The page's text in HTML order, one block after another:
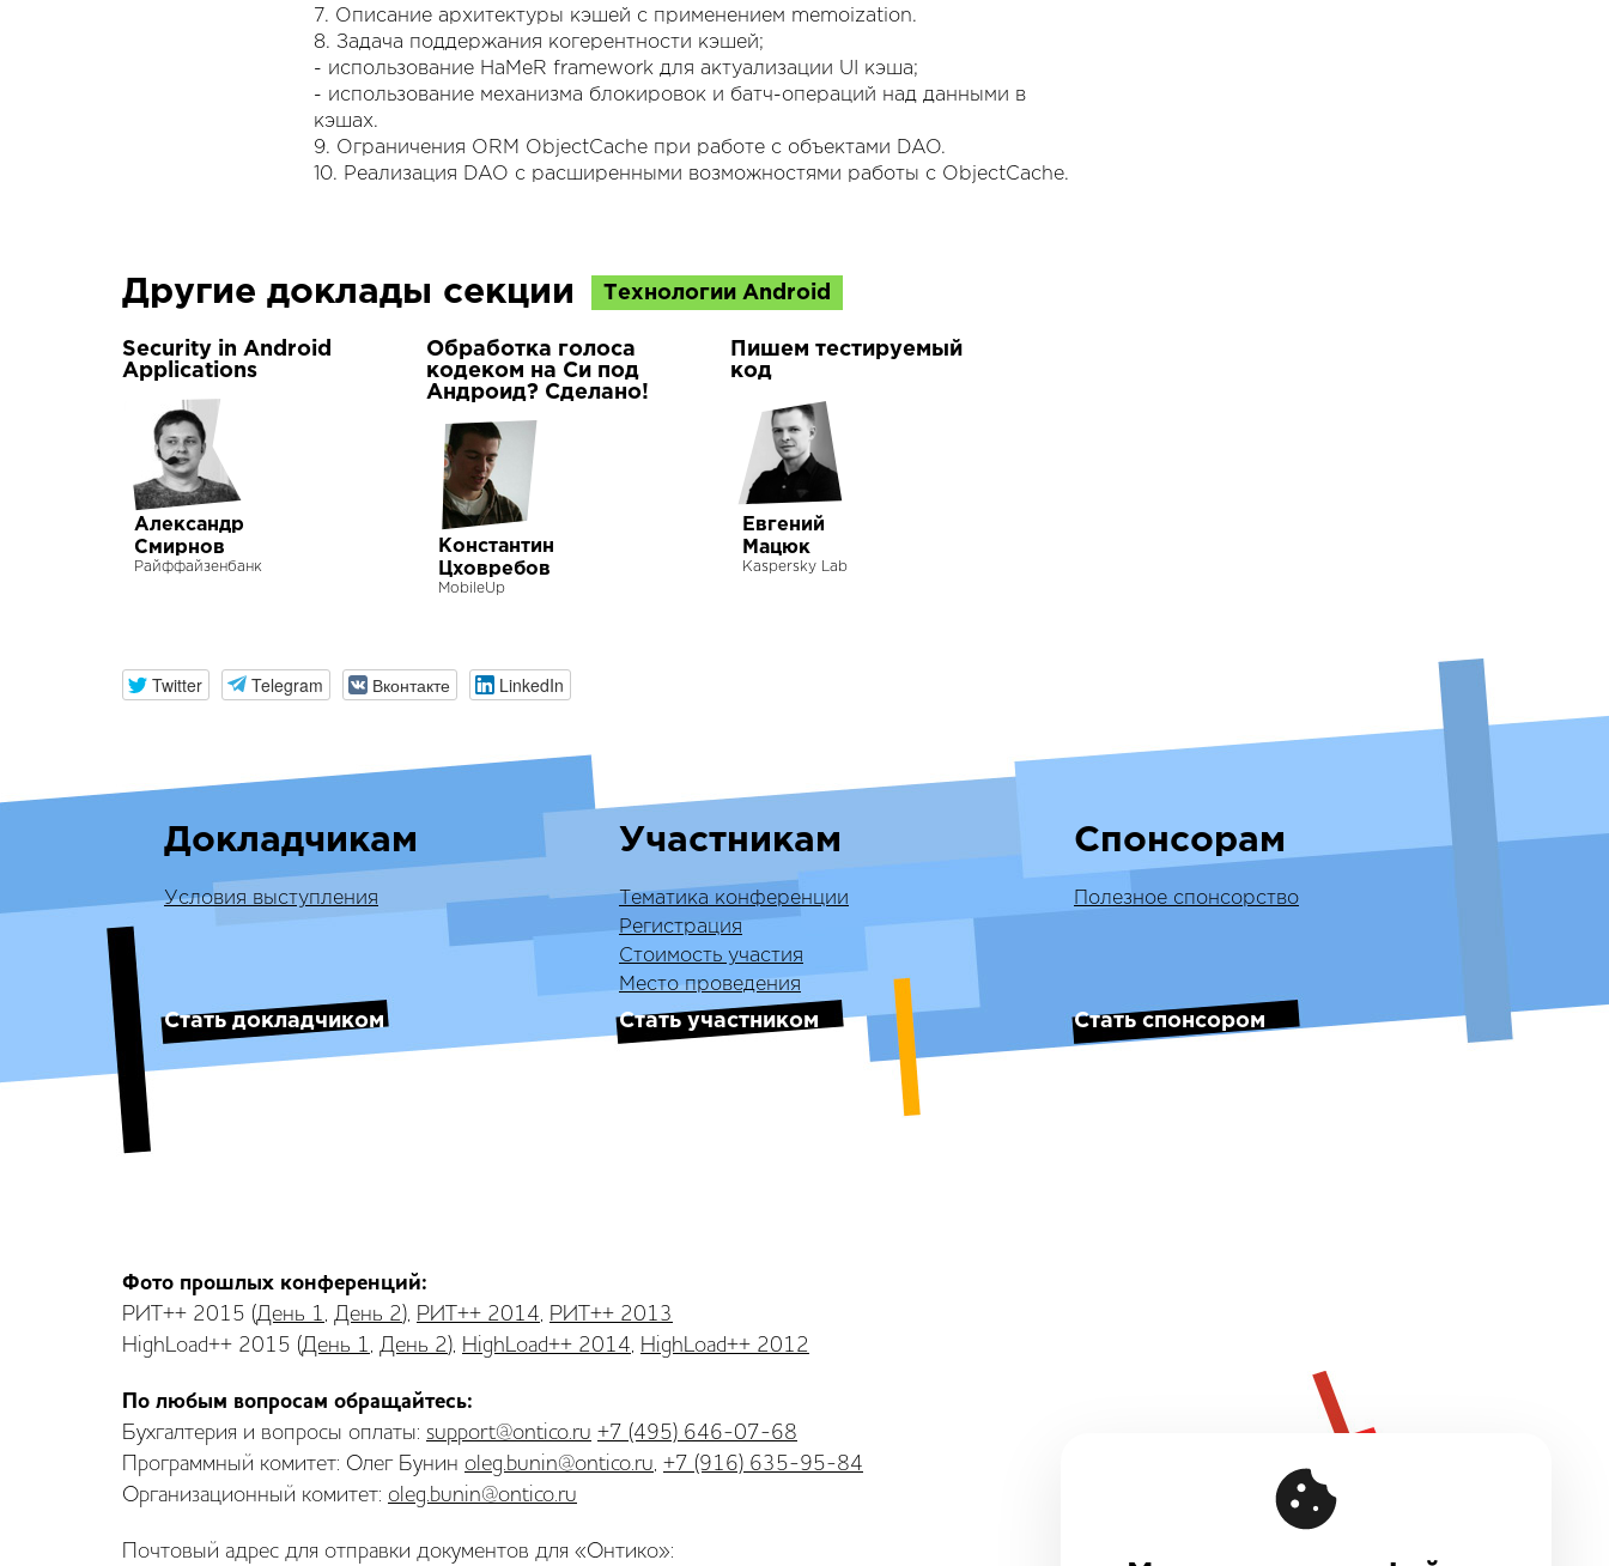
7. Описание архитектуры кэшей с применением memoization.
8. Задача поддержания когерентности кэшей;
- использование HaMeR framework для актуализации UI кэша;
- использование механизма блокировок и батч-операций над данными в
кэшах.
9. Ограничения ORM ObjectCache при работе с объектами DAO.
10. Реализация DAO с расширенными возможностями работы с ObjectCache.
Другие доклады секции Технологии Android
Security in Android
Applications
Александр
Смирнов
Райффайзенбанк
Обработка голоса
кодеком на Си под
Андроид? Сделано!
Константин
Цховребов
MobileUp
Пишем тестируемый
код
Евгений
Мацюк
Kaspersky Lab
Twitter Telegram Вконтакте LinkedIn
Стать докладчиком
Докладчикам
Условия выступления
Стать участником
Участникам
Тематика конференции
Регистрация
Стоимость участия
Место проведения
Стать спонсором
Спонсорам
Полезное спонсорство
Фото прошлых конференций:
РИТ++ 2015 (День 1, День 2), РИТ++ 2014, РИТ++ 2013
HighLoad++ 2015 (День 1, День 2), HighLoad++ 2014, HighLoad++ 2012
По любым вопросам обращайтесь:
Бухгалтерия и вопросы оплаты: support@ontico.ru +7 (495) 646-07-68
Программный комитет: Олег Бунин oleg.bunin@ontico.ru, +7 (916) 635-95-84
Организационный комитет: oleg.bunin@ontico.ru
Почтовый адрес для отправки документов для «Онтико»: